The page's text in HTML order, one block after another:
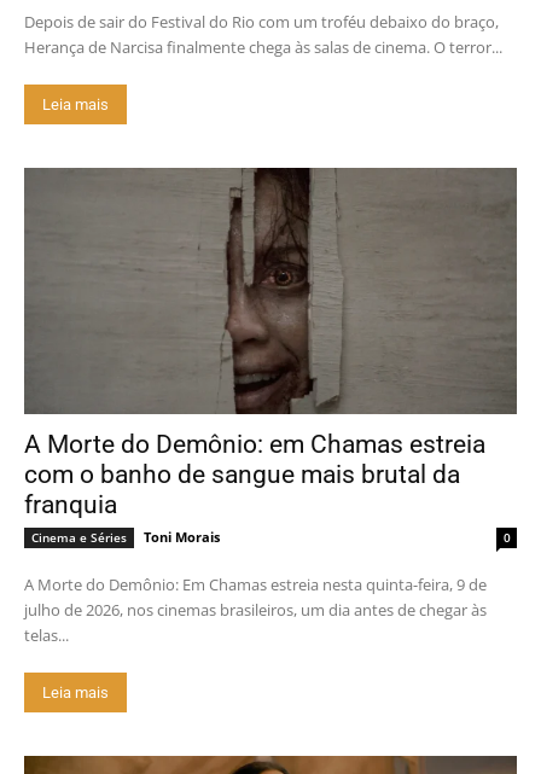
Depois de sair do Festival do Rio com um troféu debaixo do braço,
Herança de Narcisa finalmente chega às salas de cinema. O terror...
Leia mais
A Morte do Demônio: em Chamas estreia
com o banho de sangue mais brutal da
franquia
Cinema e Séries Toni Morais 0
A Morte do Demônio: Em Chamas estreia nesta quinta-feira, 9 de
julho de 2026, nos cinemas brasileiros, um dia antes de chegar às
telas...
Leia mais